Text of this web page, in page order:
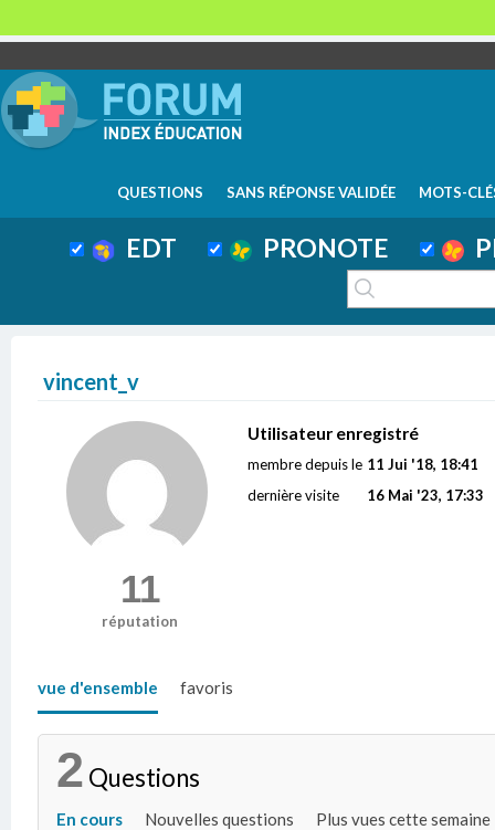
QUESTIONS SANS RÉPONSE VALIDÉE MOTS-
EDT PRONOTE
vincent_v
11
réputation
Utilisateur enregistré
membre depuis le 11 Jui '18, 18:41
dernière visite
16 Mai '23, 17:33
vue d'ensemble favoris
2 Questions
En cours Nouvelles questions Plus vues cette semaine